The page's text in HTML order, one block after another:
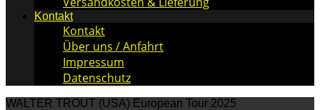
Kontakt
Kontakt
Über uns / Anfahrt
Impressum
Datenschutz
WALTER TROUT (USA) European Tour 2025